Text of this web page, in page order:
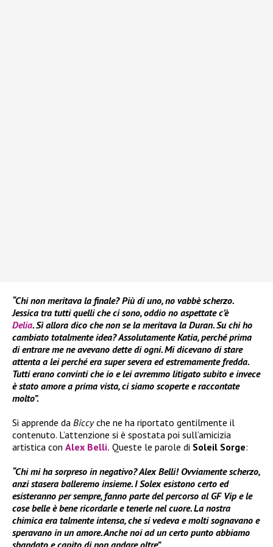
“Chi non meritava la finale? Più di uno, no vabbè scherzo.
Jessica tra tutti quelli che ci sono, oddio no aspettate c’è
Delia. Sì allora dico che non se la meritava la Duran. Su chi ho
cambiato totalmente idea? Assolutamente Katia, perché prima
di entrare me ne avevano dette di ogni. Mi dicevano di stare
attenta a lei perché era super severa ed estremamente fredda.
Tutti erano convinti che io e lei avremmo litigato subito e invece
è stato amore a prima vista, ci siamo scoperte e raccontate
molto”.
Si apprende da Biccyche ne ha riportato gentilmente il
contenuto. L’attenzione si è spostata poi sull’amicizia
artistica con Alex Belli. Queste le parole di Soleil Sorge:
“Chi mi ha sorpreso in negativo? Alex Belli! Ovviamente scherzo,
anzi stasera balleremo insieme. I Solex esistono certo ed
esisteranno per sempre, fanno parte del percorso al GF Vip e le
cose belle è bene ricordarle e tenerle nel cuore. La nostra
chimica era talmente intensa, che si vedeva e molti sognavano e
speravano in un amore. Anche noi ad un certo punto abbiamo